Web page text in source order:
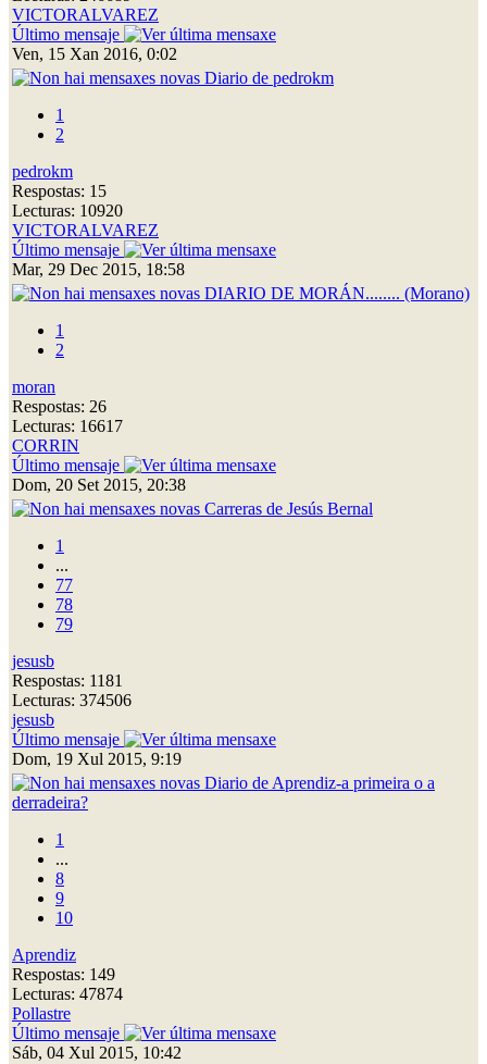
VICTORALVAREZ
Último mensaje
Ven, 15 Xan 2016, 0:02
Diario de pedrokm
1
2
pedrokm
Respostas: 15
Lecturas: 10920
VICTORALVAREZ
Último mensaje
Mar, 29 Dec 2015, 18:58
DIARIO DE MORÁN........ (Morano)
1
2
moran
Respostas: 26
Lecturas: 16617
CORRIN
Último mensaje
Dom, 20 Set 2015, 20:38
Carreras de Jesús Bernal
1
...
77
78
79
jesusb
Respostas: 1181
Lecturas: 374506
jesusb
Último mensaje
Dom, 19 Xul 2015, 9:19
Diario de Aprendiz-a primeira o a
derradeira?
1
...
8
9
10
Aprendiz
Respostas: 149
Lecturas: 47874
Pollastre
Último mensaje
Sáb, 04 Xul 2015, 10:42